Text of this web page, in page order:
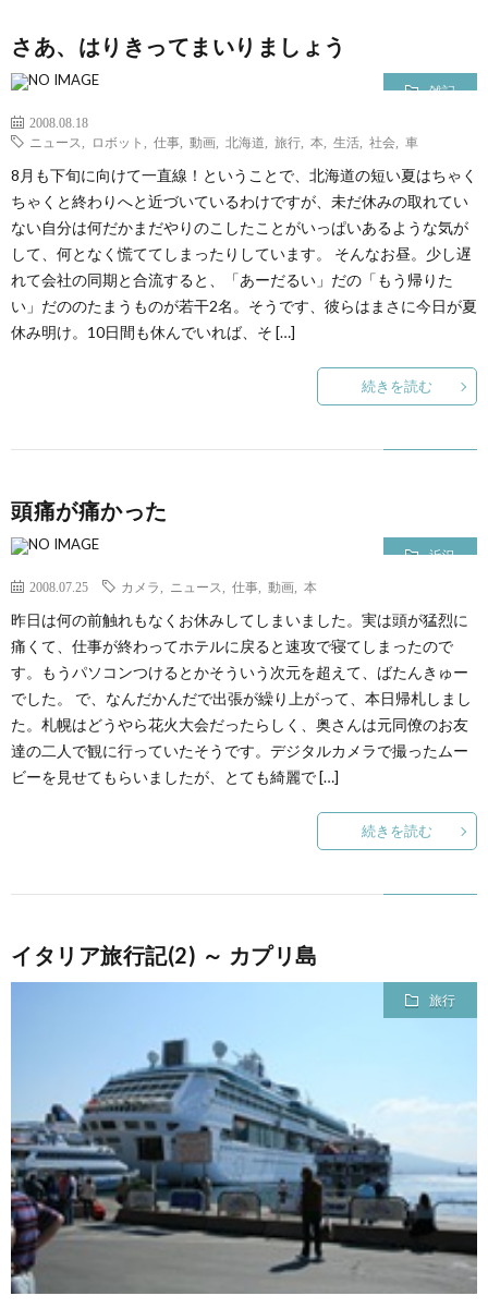
さあ、はりきってまいりましょう
雑記
2008.08.18
ニュース
ロボット 仕事 動画 北海道 旅行 本 生活 社会 車
8月も下旬に向けて一直線！ということで、北海道の短い夏はちゃく
ちゃくと終わりへと近づいているわけですが、未だ休みの取れてい
ない自分は何だかまだやりのこしたことがいっぱいあるような気が
して、何となく慌ててしまったりしています。 そんなお昼。少し遅
れて会社の同期と合流すると、「あーだるい」だの「もう帰りた
い」だののたまうものが若干2名。そうです、彼らはまさに今日が夏
休み明け。10日間も休んでいれば、そ […]
続きを読む
頭痛が痛かった
近況
2008.07.25 カメラ ニュース 仕事 動画 本
昨日は何の前触れもなくお休みしてしまいました。実は頭が猛烈に
痛くて、仕事が終わってホテルに戻ると速攻で寝てしまったので
す。もうパソコンつけるとかそういう次元を超えて、ばたんきゅー
でした。 で、なんだかんだで出張が繰り上がって、本日帰札しまし
た。札幌はどうやら花火大会だったらしく、奥さんは元同僚のお友
達の二人で観に行っていたそうです。デジタルカメラで撮ったムー
ビーを見せてもらいましたが、とても綺麗で […]
続きを読む
イタリア旅行記(2) ～ カプリ島
旅行